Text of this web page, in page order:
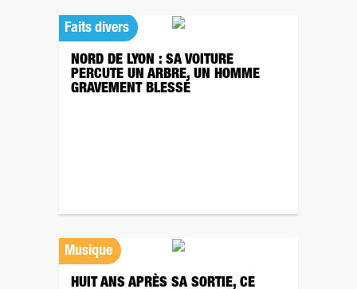
Faits divers
NORD DE LYON : SA VOITURE
PERCUTE UN ARBRE, UN HOMME
GRAVEMENT BLESSÉ
Musique
HUIT ANS APRÈS SA SORTIE, CE